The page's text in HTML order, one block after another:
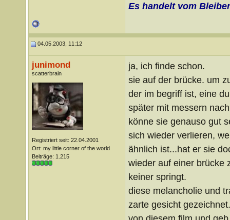
Es handelt vom
04.05.2003, 11:12
junimond
scatterbrain
Registriert seit: 22.04.2001
Ort: my little corner of the world
Beiträge: 1.215
ja, ich finde schon.
sie auf der brücke. um
der im begriff ist, eine
später mit messern
könne sie genauso gut
sich wieder verlieren,
ähnlich ist...hat er sie
wieder auf einer brücke
keiner springt.
diese melancholie und
zarte gesicht